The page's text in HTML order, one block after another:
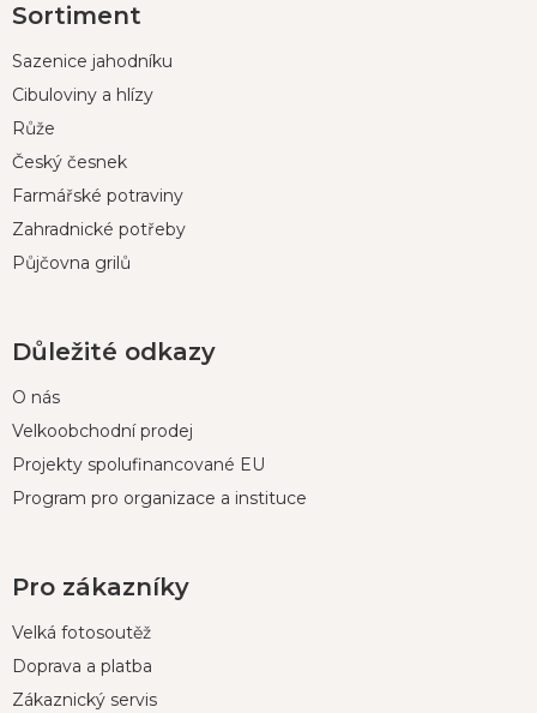
á
a
Sortiment
Sazenice jahodníku
Cibuloviny a hlízy
Růže
Český česnek
Farmářské potraviny
Zahradnické potřeby
Půjčovna grilů
Důležité odkazy
O nás
Velkoobchodní prodej
Projekty spolufinancované EU
Program pro organizace a instituce
Pro zákazníky
Velká fotosoutěž
Doprava a platba
Zákaznický servis